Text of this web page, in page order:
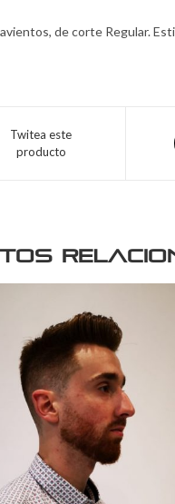
de corte Regular.
Twitea este
producto